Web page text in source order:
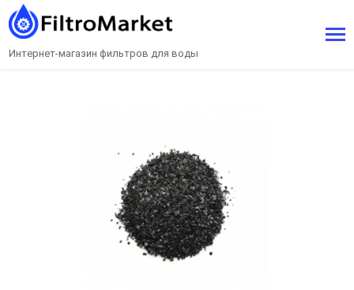
Интернет-магазин фильтров для воды